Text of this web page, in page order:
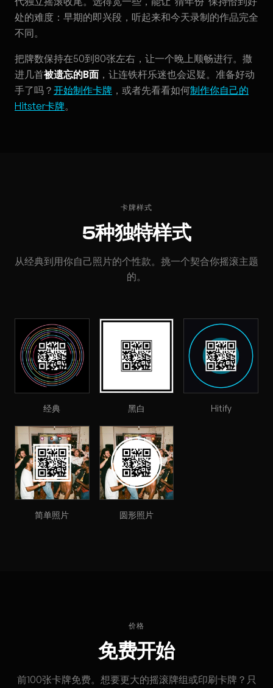
处的难度：早期的即兴段，听起来和今天录制的作品完全
不同。
把牌数保持在50到80张左右，让一个晚上顺畅进行。撒
进几首被遗忘的B面 ，让连铁杆乐迷也会迟疑。准备好动
手了吗？ 开始制作卡牌 ，或者先看看如何制作你自己的
Hitster卡牌。
卡牌样式
5种独特样式
从经典到用你自己照片的个性款。挑一个契合你摇滚主题
的。
经典 黑白 Hitify
简单照片 圆形照片
价格
免费开始
前100张卡牌免费。想要更大的摇滚牌组或印刷卡牌？只